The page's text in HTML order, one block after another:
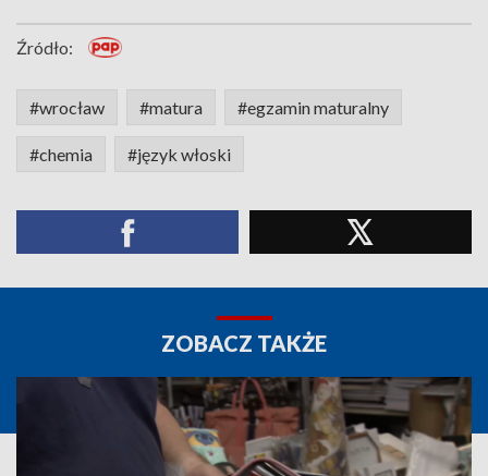
Źródło:
#wrocław #matura #egzamin maturalny
#chemia #język włoski
ZOBACZ TAKŻE